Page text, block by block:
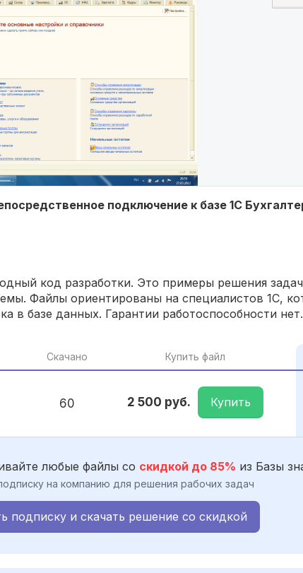
подключение к базе 1С
код разработки. Это примеры решения
Файлы ориентированы на специалистов 1С,
в базе данных. Гарантии работоспособности
Скачано Купить файл
60 2 500 руб. Купить
любые файлы со скидкой до 85% из Базы
на компанию для решения рабочих задач
подписку и скачать решение со скидкой